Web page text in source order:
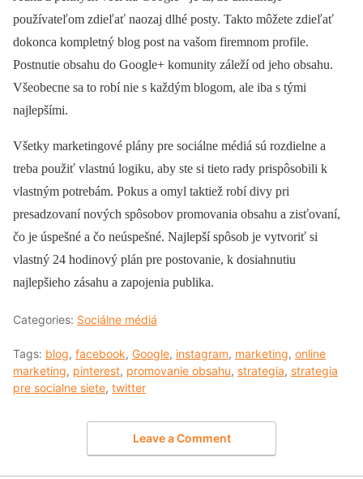
používateľom zdieľať naozaj dlhé posty. Takto môžete zdieľať
dokonca kompletný blog post na vašom firemnom profile.
Postnutie obsahu do Google+ komunity záleží od jeho obsahu.
Všeobecne sa to robí nie s každým blogom, ale iba s tými
najlepšími.
Všetky marketingové plány pre sociálne médiá sú rozdielne a
treba použiť vlastnú logiku, aby ste si tieto rady prispôsobili k
vlastným potrebám. Pokus a omyl taktiež robí divy pri
presadzovaní nových spôsobov promovania obsahu a zisťovaní,
čo je úspešné a čo neúspešné. Najlepší spôsob je vytvoriť si
vlastný 24 hodinový plán pre postovanie, k dosiahnutiu
najlepšieho zásahu a zapojenia publika.
Categories: Sociálne médiá
Tags: blog, facebook, Google, instagram, marketing, online
marketing, pinterest, promovanie obsahu, strategia, strategia
pre socialne siete, twitter
Leave a Comment